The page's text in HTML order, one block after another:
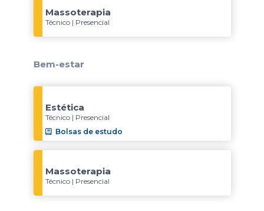
Massoterapia
Técnico | Presencial
Bem-estar
Estética
Técnico | Presencial
Bolsas de estudo
Massoterapia
Técnico | Presencial